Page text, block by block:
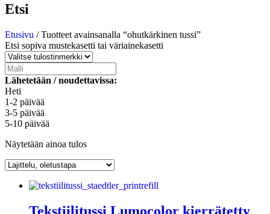
Etsi
Etusivu / Tuotteet avainsanalla “ohutkärkinen tussi”
Etsi sopiva mustekasetti tai väriainekasetti
Lähetetään / noudettavissa:
Heti
1-2 päivää
3-5 päivää
5-10 päivää
Näytetään ainoa tulos
Tekstiilitussi Lumocolor kierrätetty